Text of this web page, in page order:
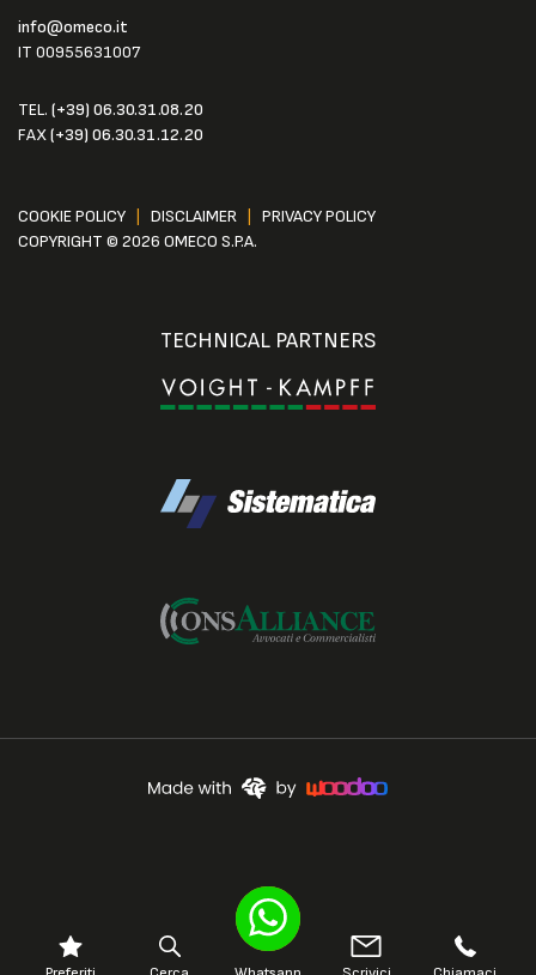
info@omeco.it
IT 00955631007
TEL. (+39) 06.30.31.08.20
FAX(+39) 06.30.31.12.20
COOKIE POLICY DISCLAIMER
PRIVACY POLICY
COPYRIGHT © 2026 OMECO S.P.A.
TECHNICAL PARTNERS